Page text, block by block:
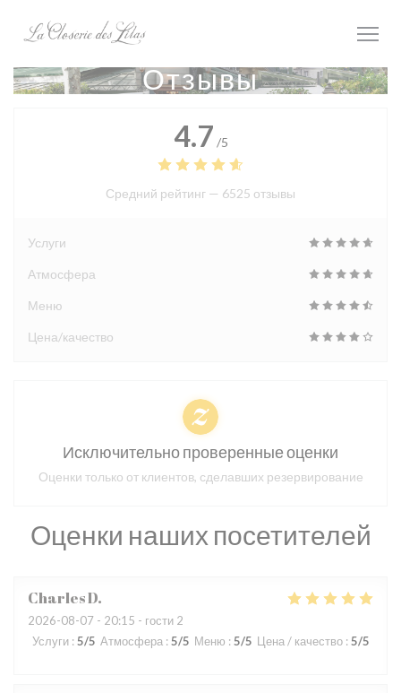
Отзывы
Оценки наших посетителей
CharlesD
2026-08-07 - 20:15 - гости 2
Услуги : 5/5 Атмосфера : 5/5 Меню : 5/5 Цена / качество : 5/5
4.7 /5
Средний рейтинг — 6525 отзывы
Услуги
Атмосфера
Меню
Цена/качество
Исключительно проверенные оценки
Оценки только от клиентов, сделавших резервирование